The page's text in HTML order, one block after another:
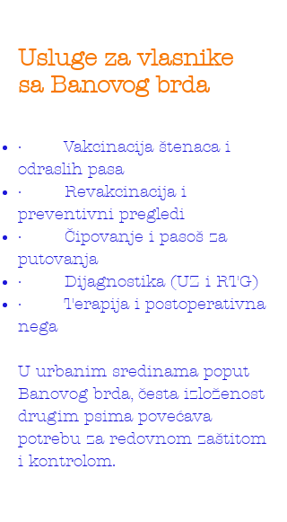
Usluge za vlasnike
sa Banovog brda
· Vakcinacija štenaca i
odraslih pasa
· Revakcinacija i
preventivni pregledi
· Čipovanje i pasoš za
putovanja
· Dijagnostika (UZ i RTG)
· Terapija i postoperativna
nega
U urbanim sredinama poput
Banovog brda, česta izloženost
drugim psima povećava
potrebu za redovnom zaštitom
i kontrolom.